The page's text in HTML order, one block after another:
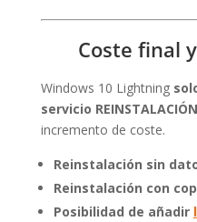
Coste final
Windows 10 Lightning
servicio
incremento de coste.
Reinstalación sin
Reinstalación con
Posibilidad de añadir